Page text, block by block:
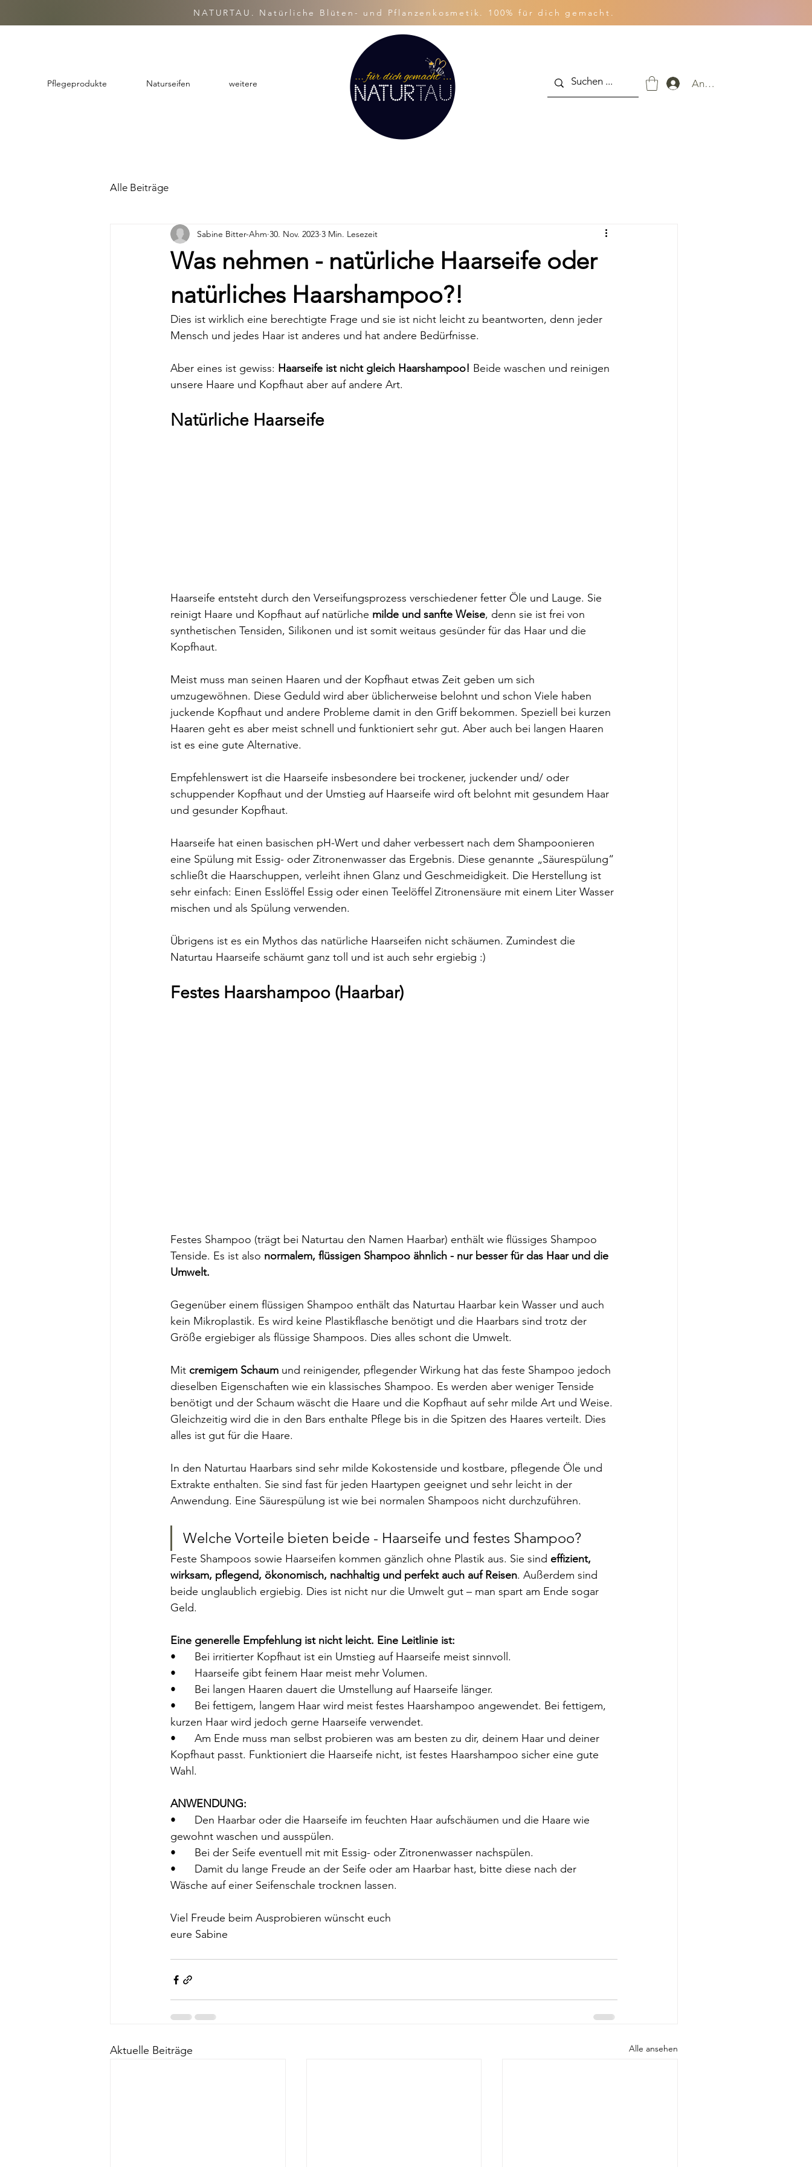
NATURTAU. Natürliche Blüten- und Pflanzenkosmetik. 100% für dich gemacht.
Pflegeprodukte Naturseifen weitere Anmelden
Alle Beiträge
Was nehmen - natürliche Haarseife oder
natürliches Haarshampoo?!
Sabine Bitter-Ahm 30. Nov. 2023 3 Min. Lesezeit
Dies ist wirklich eine berechtigte Frage und sie ist nicht leicht zu beantworten, denn jeder
Mensch und jedes Haar ist anderes und hat andere Bedürfnisse.
Aber eines ist gewiss: Haarseife ist nicht gleich Haarshampoo! Beide waschen und reinigen
unsere Haare und Kopfhaut aber auf andere Art.
Natürliche Haarseife
Haarseife entsteht durch den Verseifungsprozess verschiedener fetter Öle und Lauge. Sie
reinigt Haare und Kopfhaut auf natürliche milde und sanfte Weise, denn sie ist frei von
synthetischen Tensiden, Silikonen und ist somit weitaus gesünder für das Haar und die
Kopfhaut.
Meist muss man seinen Haaren und der Kopfhaut etwas Zeit geben um sich
umzugewöhnen. Diese Geduld wird aber üblicherweise belohnt und schon Viele haben
juckende Kopfhaut und andere Probleme damit in den Griff bekommen. Speziell bei kurzen
Haaren geht es aber meist schnell und funktioniert sehr gut. Aber auch bei langen Haaren
ist es eine gute Alternative.
Empfehlenswert ist die Haarseife insbesondere bei trockener, juckender und/ oder
schuppender Kopfhaut und der Umstieg auf Haarseife wird oft belohnt mit gesundem Haar
und gesunder Kopfhaut.
Haarseife hat einen basischen pH-Wert und daher verbessert nach dem Shampoonieren
eine Spülung mit Essig- oder Zitronenwasser das Ergebnis. Diese genannte „Säurespülung“
schließt die Haarschuppen, verleiht ihnen Glanz und Geschmeidigkeit. Die Herstellung ist
sehr einfach: Einen Esslöffel Essig oder einen Teelöffel Zitronensäure mit einem Liter Wasser
mischen und als Spülung verwenden.
Übrigens ist es ein Mythos das natürliche Haarseifen nicht schäumen. Zumindest die
Naturtau Haarseife schäumt ganz toll und ist auch sehr ergiebig :)
Festes Haarshampoo (Haarbar)
Festes Shampoo (trägt bei Naturtau den Namen Haarbar) enthält wie flüssiges Shampoo
Tenside. Es ist also normalem, flüssigen Shampoo ähnlich - nur besser für das Haar und die
Umwelt.
Gegenüber einem flüssigen Shampoo enthält das Naturtau Haarbar kein Wasser und auch
kein Mikroplastik. Es wird keine Plastikflasche benötigt und die Haarbars sind trotz der
Größe ergiebiger als flüssige Shampoos. Dies alles schont die Umwelt.
Mit cremigem Schaum und reinigender, pflegender Wirkung hat das feste Shampoo jedoch
dieselben Eigenschaften wie ein klassisches Shampoo. Es werden aber weniger Tenside
benötigt und der Schaum wäscht die Haare und die Kopfhaut auf sehr milde Art und Weise.
Gleichzeitig wird die in den Bars enthalte Pflege bis in die Spitzen des Haares verteilt. Dies
alles ist gut für die Haare.
In den Naturtau Haarbars sind sehr milde Kokostenside und kostbare, pflegende Öle und
Extrakte enthalten. Sie sind fast für jeden Haartypen geeignet und sehr leicht in der
Anwendung. Eine Säurespülung ist wie bei normalen Shampoos nicht durchzuführen.
Welche Vorteile bieten beide - Haarseife und festes Shampoo?
Feste Shampoos sowie Haarseifen kommen gänzlich ohne Plastik aus. Sie sind effizient,
wirksam, pflegend, ökonomisch, nachhaltig und perfekt auch auf Reisen. Außerdem sind
beide unglaublich ergiebig. Dies ist nicht nur die Umwelt gut – man spart am Ende sogar
Geld.
Eine generelle Empfehlung ist nicht leicht. Eine Leitlinie ist:
•	Bei irritierter Kopfhaut ist ein Umstieg auf Haarseife meist sinnvoll.
•	Haarseife gibt feinem Haar meist mehr Volumen.
•	Bei langen Haaren dauert die Umstellung auf Haarseife länger.
•	Bei fettigem, langem Haar wird meist festes Haarshampoo angewendet. Bei fettigem,
kurzen Haar wird jedoch gerne Haarseife verwendet.
•	Am Ende muss man selbst probieren was am besten zu dir, deinem Haar und deiner
Kopfhaut passt. Funktioniert die Haarseife nicht, ist festes Haarshampoo sicher eine gute
Wahl.
ANWENDUNG:
•	Den Haarbar oder die Haarseife im feuchten Haar aufschäumen und die Haare wie
gewohnt waschen und ausspülen.
•	Bei der Seife eventuell mit mit Essig- oder Zitronenwasser nachspülen.
•	Damit du lange Freude an der Seife oder am Haarbar hast, bitte diese nach der
Wäsche auf einer Seifenschale trocknen lassen.
Viel Freude beim Ausprobieren wünscht euch
eure Sabine
Aktuelle Beiträge Alle ansehen